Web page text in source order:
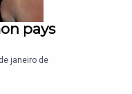
pays
janeiro de